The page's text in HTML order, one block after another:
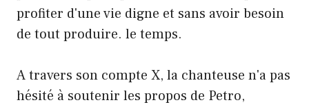
profiter d'une vie digne et sans avoir besoin
de tout produire. le temps.
A travers son compte X, la chanteuse n'a pas
hésité à soutenir les propos de Petro,